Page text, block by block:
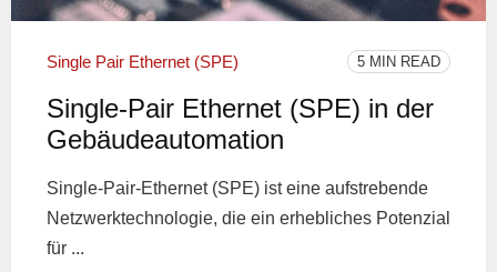
Single Pair Ethernet (SPE) 5 MIN READ
Single-Pair Ethernet (SPE) in der
Gebäudeautomation
Single-Pair-Ethernet (SPE) ist eine aufstrebende
Netzwerktechnologie, die ein erhebliches Potenzial
für ...